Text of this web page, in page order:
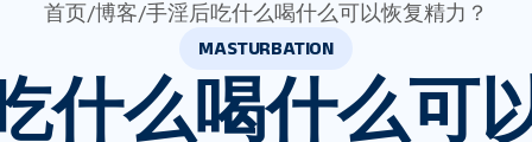
首页/博客/手淫后吃什么喝什么可以恢复精力？
MASTURBATION
什么喝什么可